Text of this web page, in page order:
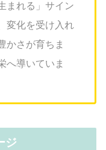
まれる」サイン
変化を受け入れ
かさが育ちま
へ導いていま
ジ